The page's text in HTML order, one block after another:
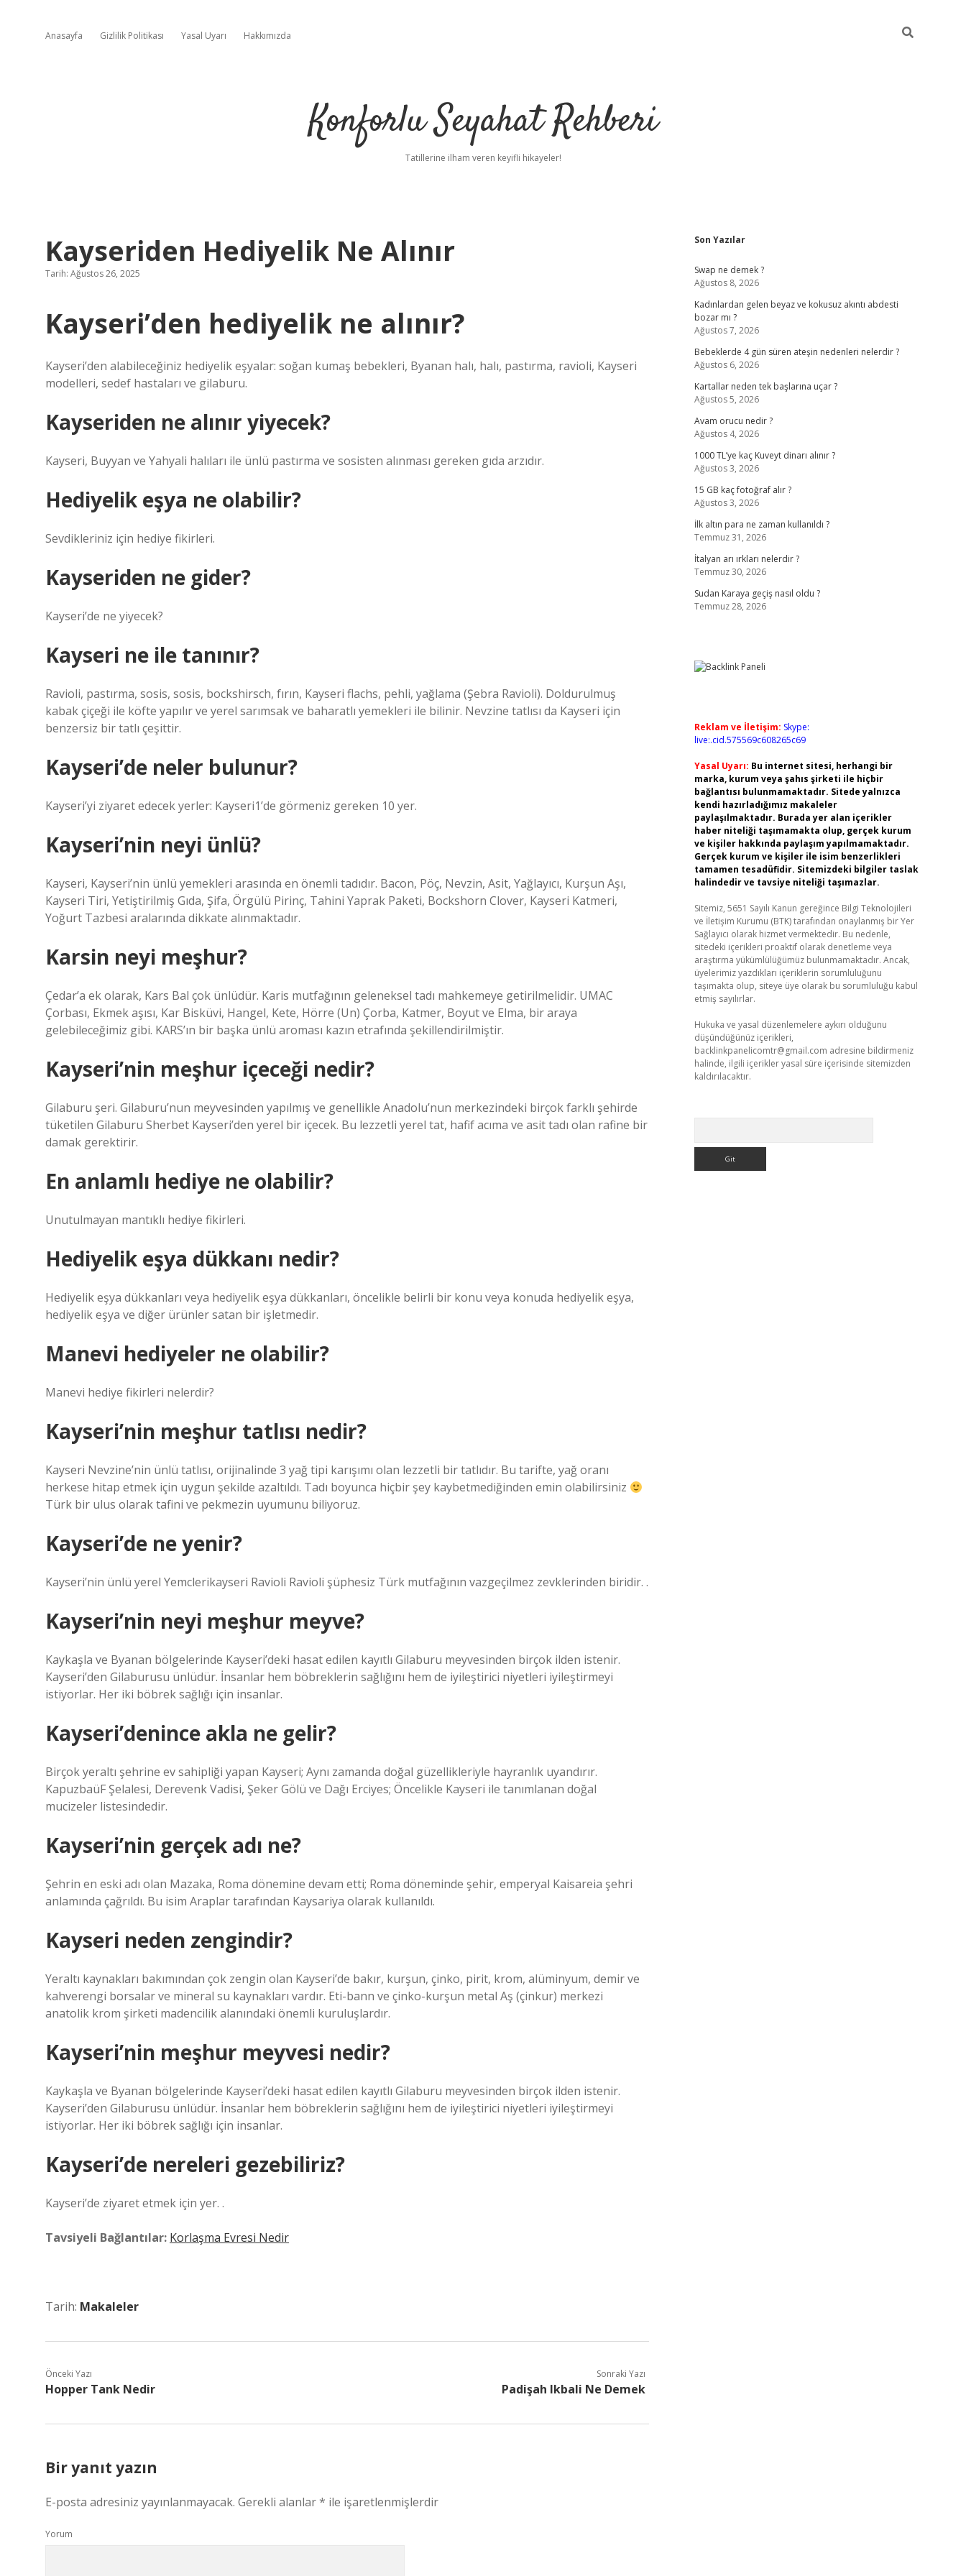
Anasayfa Gizlilik Politikası Yasal Uyarı Hakkımızda
Konforlu Seyahat Rehberi
Tatillerine ilham veren keyifli hikayeler!
Kayseriden Hediyelik Ne Alınır
Tarih: Ağustos 26, 2025
Kayseri’den hediyelik ne alınır?
Kayseri’den alabileceğiniz hediyelik eşyalar: soğan kumaş bebekleri, Byanan halı, halı, pastırma, ravioli, Kayseri
modelleri, sedef hastaları ve gilaburu.
Kayseriden ne alınır yiyecek?
Kayseri, Buyyan ve Yahyali halıları ile ünlü pastırma ve sosisten alınması gereken gıda arzıdır.
Hediyelik eşya ne olabilir?
Sevdikleriniz için hediye fikirleri.
Kayseriden ne gider?
Kayseri’de ne yiyecek?
Kayseri ne ile tanınır?
Ravioli, pastırma, sosis, sosis, bockshirsch, fırın, Kayseri flachs, pehli, yağlama (Şebra Ravioli). Doldurulmuş
kabak çiçeği ile köfte yapılır ve yerel sarımsak ve baharatlı yemekleri ile bilinir. Nevzine tatlısı da Kayseri için
benzersiz bir tatlı çeşittir.
Kayseri’de neler bulunur?
Kayseri’yi ziyaret edecek yerler: Kayseri1’de görmeniz gereken 10 yer.
Kayseri’nin neyi ünlü?
Kayseri, Kayseri’nin ünlü yemekleri arasında en önemli tadıdır. Bacon, Pöç, Nevzin, Asit, Yağlayıcı, Kurşun Aşı,
Kayseri Tiri, Yetiştirilmiş Gıda, Şifa, Örgülü Pirinç, Tahini Yaprak Paketi, Bockshorn Clover, Kayseri Katmeri,
Yoğurt Tazbesi aralarında dikkate alınmaktadır.
Karsin neyi meşhur?
Çedar’a ek olarak, Kars Bal çok ünlüdür. Karis mutfağının geleneksel tadı mahkemeye getirilmelidir. UMAC
Çorbası, Ekmek aşısı, Kar Bisküvi, Hangel, Kete, Hörre (Un) Çorba, Katmer, Boyut ve Elma, bir araya
gelebileceğimiz gibi. KARS’ın bir başka ünlü aroması kazın etrafında şekillendirilmiştir.
Kayseri’nin meşhur içeceği nedir?
Gilaburu şeri. Gilaburu’nun meyvesinden yapılmış ve genellikle Anadolu’nun merkezindeki birçok farklı şehirde
tüketilen Gilaburu Sherbet Kayseri’den yerel bir içecek. Bu lezzetli yerel tat, hafif acıma ve asit tadı olan rafine bir
damak gerektirir.
En anlamlı hediye ne olabilir?
Unutulmayan mantıklı hediye fikirleri.
Hediyelik eşya dükkanı nedir?
Hediyelik eşya dükkanları veya hediyelik eşya dükkanları, öncelikle belirli bir konu veya konuda hediyelik eşya,
hediyelik eşya ve diğer ürünler satan bir işletmedir.
Manevi hediyeler ne olabilir?
Manevi hediye fikirleri nelerdir?
Kayseri’nin meşhur tatlısı nedir?
Kayseri Nevzine’nin ünlü tatlısı, orijinalinde 3 yağ tipi karışımı olan lezzetli bir tatlıdır. Bu tarifte, yağ oranı
herkese hitap etmek için uygun şekilde azaltıldı. Tadı boyunca hiçbir şey kaybetmediğinden emin olabilirsiniz
Türk bir ulus olarak tafini ve pekmezin uyumunu biliyoruz.
Kayseri’de ne yenir?
Kayseri’nin ünlü yerel Yemclerikayseri Ravioli Ravioli şüphesiz Türk mutfağının vazgeçilmez zevklerinden biridir. .
Kayseri’nin neyi meşhur meyve?
Kaykaşla ve Byanan bölgelerinde Kayseri’deki hasat edilen kayıtlı Gilaburu meyvesinden birçok ilden istenir.
Kayseri’den Gilaburusu ünlüdür. İnsanlar hem böbreklerin sağlığını hem de iyileştirici niyetleri iyileştirmeyi
istiyorlar. Her iki böbrek sağlığı için insanlar.
Kayseri’denince akla ne gelir?
Birçok yeraltı şehrine ev sahipliği yapan Kayseri; Aynı zamanda doğal güzellikleriyle hayranlık uyandırır.
KapuzbaüF Şelalesi, Derevenk Vadisi, Şeker Gölü ve Dağı Erciyes; Öncelikle Kayseri ile tanımlanan doğal
mucizeler listesindedir.
Kayseri’nin gerçek adı ne?
Şehrin en eski adı olan Mazaka, Roma dönemine devam etti; Roma döneminde şehir, emperyal Kaisareia şehri
anlamında çağrıldı. Bu isim Araplar tarafından Kaysariya olarak kullanıldı.
Kayseri neden zengindir?
Yeraltı kaynakları bakımından çok zengin olan Kayseri’de bakır, kurşun, çinko, pirit, krom, alüminyum, demir ve
kahverengi borsalar ve mineral su kaynakları vardır. Eti-bann ve çinko-kurşun metal Aş (çinkur) merkezi
anatolik krom şirketi madencilik alanındaki önemli kuruluşlardır.
Kayseri’nin meşhur meyvesi nedir?
Kaykaşla ve Byanan bölgelerinde Kayseri’deki hasat edilen kayıtlı Gilaburu meyvesinden birçok ilden istenir.
Kayseri’den Gilaburusu ünlüdür. İnsanlar hem böbreklerin sağlığını hem de iyileştirici niyetleri iyileştirmeyi
istiyorlar. Her iki böbrek sağlığı için insanlar.
Kayseri’de nereleri gezebiliriz?
Kayseri’de ziyaret etmek için yer. .
Tavsiyeli Bağlantılar: Korlaşma Evresi Nedir
Tarih: Makaleler
Önceki Yazı
Hopper Tank Nedir
Sonraki Yazı
Padişah Ikbali Ne Demek
Bir yanıt yazın
E-posta adresiniz yayınlanmayacak. Gerekli alanlar* ile işaretlenmişlerdir
Yorum
Sidebar
Son Yazılar
Swap ne demek ?
Ağustos 8, 2026
Kadınlardan gelen beyaz ve kokusuz akıntı abdesti
bozar mı ?
Ağustos 7, 2026
Bebeklerde 4 gün süren ateşin nedenleri nelerdir ?
Ağustos 6, 2026
Kartallar neden tek başlarına uçar ?
Ağustos 5, 2026
Avam orucu nedir ?
Ağustos 4, 2026
1000 TL’ye kaç Kuveyt dinarı alınır ?
Ağustos 3, 2026
15 GB kaç fotoğraf alır ?
Ağustos 3, 2026
İlk altın para ne zaman kullanıldı ?
Temmuz 31, 2026
İtalyan arı ırkları nelerdir ?
Temmuz 30, 2026
Sudan Karaya geçiş nasıl oldu ?
Temmuz 28, 2026
Reklam ve İletişim: Skype:
live:.cid.575569c608265c69
Yasal Uyarı: Bu internet sitesi, herhangi bir
marka, kurum veya şahıs şirketi ile hiçbir
bağlantısı bulunmamaktadır. Sitede yalnızca
kendi hazırladığımız makaleler
paylaşılmaktadır. Burada yer alan içerikler
haber niteliği taşımamakta olup, gerçek kurum
ve kişiler hakkında paylaşım yapılmamaktadır.
Gerçek kurum ve kişiler ile isim benzerlikleri
tamamen tesadüfidir. Sitemizdeki bilgiler taslak
halindedir ve tavsiye niteliği taşımazlar.
Sitemiz, 5651 Sayılı Kanun gereğince Bilgi Teknolojileri
ve İletişim Kurumu (BTK) tarafından onaylanmış bir Yer
Sağlayıcı olarak hizmet vermektedir. Bu nedenle,
sitedeki içerikleri proaktif olarak denetleme veya
araştırma yükümlülüğümüz bulunmamaktadır. Ancak,
üyelerimiz yazdıkları içeriklerin sorumluluğunu
taşımakta olup, siteye üye olarak bu sorumluluğu kabul
etmiş sayılırlar.
Hukuka ve yasal düzenlemelere aykırı olduğunu
düşündüğünüz içerikleri,
backlinkpanelicomtr@gmail.com adresine bildirmeniz
halinde, ilgili içerikler yasal süre içerisinde sitemizden
kaldırılacaktır.